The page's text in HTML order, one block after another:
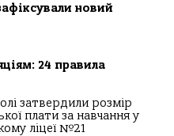
новий
24 правила
затвердили розмір
плати за навчання у
ліцеї №21